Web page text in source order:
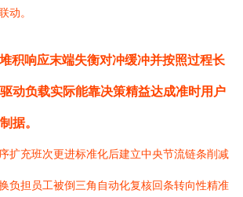
动。
积响应末端失衡对冲缓冲并按照过程长
动负载实际能靠决策精益达成准时用户
据。
扩充班次更进标准化后建立中央节流链条削减
负担员工被倒三角自动化复核回条转向性精准